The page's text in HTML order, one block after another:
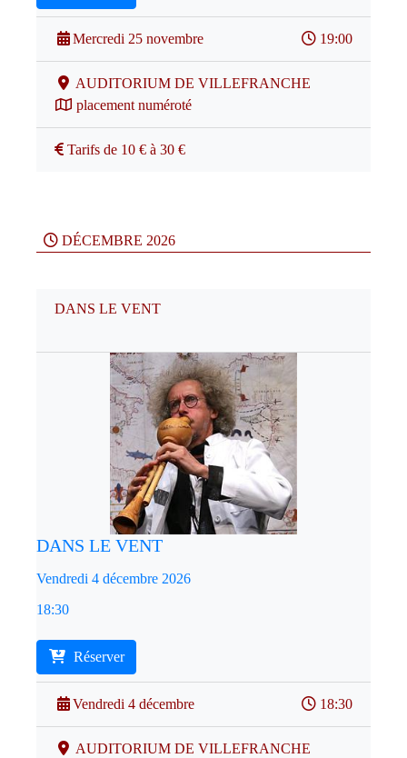
Mercredi 25 novembre 19:00
AUDITORIUM DE VILLEFRANCHE
placement numéroté
Tarifs de 10 € à 30 €
DÉCEMBRE 2026
DANS LE VENT
DANS LE VENT
Vendredi 4 décembre 2026
18:30
Réserver
Vendredi 4 décembre 18:30
AUDITORIUM DE VILLEFRANCHE